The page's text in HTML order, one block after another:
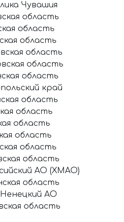
Чувашия
область
область
область
область
область
область
край
область
область
область
область
область
область
АО (ХМАО)
область
АО
область